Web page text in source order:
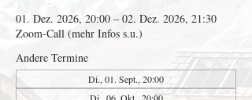
01. Dez. 2026, 20:00 – 02. Dez. 2026, 21:30
Zoom-Call (mehr Infos s.u.)
Andere Termine
Di., 01. Sept., 20:00